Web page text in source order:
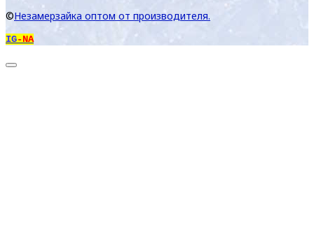
©Незамерзайка оптом от производителя.
IG-NA